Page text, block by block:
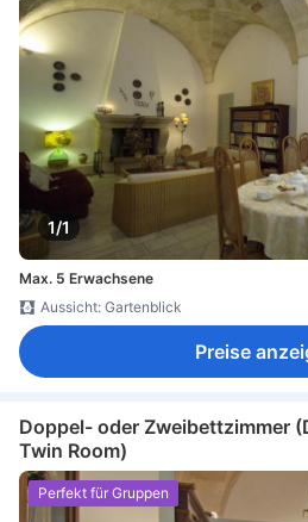
1/1
Max. 5 Erwachsene
Aussicht: Gartenblick
Preise
Doppel- oder Zweibettzimmer
Twin Room)
Perfekt für Gruppen